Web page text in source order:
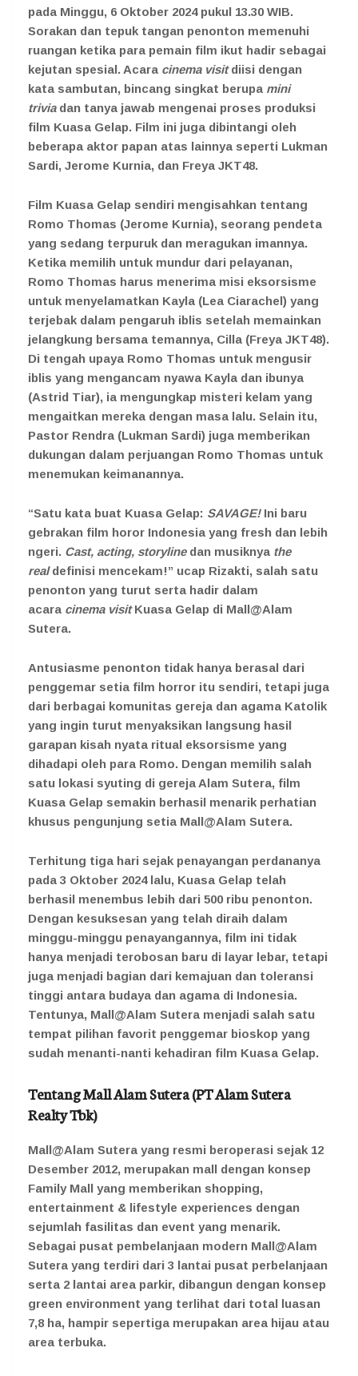
pada Minggu, 6 Oktober 2024 pukul 13.30 WIB.
Sorakan dan tepuk tangan penonton memenuhi
ruangan ketika para pemain film ikut hadir sebagai
kejutan spesial. Acara cinema visitdiisi dengan
kata sambutan, bincang singkat berupa mini
triviadan tanya jawab mengenai proses produksi
film Kuasa Gelap. Film ini juga dibintangi oleh
beberapa aktor papan atas lainnya seperti Lukman
Sardi, Jerome Kurnia, dan Freya JKT48.
Film Kuasa Gelap sendiri mengisahkan tentang
Romo Thomas (Jerome Kurnia), seorang pendeta
yang sedang terpuruk dan meragukan imannya.
Ketika memilih untuk mundur dari pelayanan,
Romo Thomas harus menerima misi eksorsisme
untuk menyelamatkan Kayla (Lea Ciarachel) yang
terjebak dalam pengaruh iblis setelah memainkan
jelangkung bersama temannya, Cilla (Freya JKT48).
Di tengah upaya Romo Thomas untuk mengusir
iblis yang mengancam nyawa Kayla dan ibunya
(Astrid Tiar), ia mengungkap misteri kelam yang
mengaitkan mereka dengan masa lalu. Selain itu,
Pastor Rendra (Lukman Sardi) juga memberikan
dukungan dalam perjuangan Romo Thomas untuk
menemukan keimanannya.
“Satu kata buat Kuasa Gelap: SAVAGE!Ini baru
gebrakan film horor Indonesia yang fresh dan lebih
ngeri. Cast, acting, storyline dan musiknya the
realdefinisi mencekam!” ucap Rizakti, salah satu
penonton yang turut serta hadir dalam
acara cinema visitKuasa Gelap di Mall@Alam
Sutera.
Antusiasme penonton tidak hanya berasal dari
penggemar setia film horror itu sendiri, tetapi juga
dari berbagai komunitas gereja dan agama Katolik
yang ingin turut menyaksikan langsung hasil
garapan kisah nyata ritual eksorsisme yang
dihadapi oleh para Romo. Dengan memilih salah
satu lokasi syuting di gereja Alam Sutera, film
Kuasa Gelap semakin berhasil menarik perhatian
khusus pengunjung setia Mall@Alam Sutera.
Terhitung tiga hari sejak penayangan perdananya
pada 3 Oktober 2024 lalu, Kuasa Gelap telah
berhasil menembus lebih dari 500 ribu penonton.
Dengan kesuksesan yang telah diraih dalam
minggu-minggu penayangannya, film ini tidak
hanya menjadi terobosan baru di layar lebar, tetapi
juga menjadi bagian dari kemajuan dan toleransi
tinggi antara budaya dan agama di Indonesia.
Tentunya, Mall@Alam Sutera menjadi salah satu
tempat pilihan favorit penggemar bioskop yang
sudah menanti-nanti kehadiran film Kuasa Gelap.
Tentang Mall Alam Sutera (PT Alam Sutera
Realty Tbk)
Mall@Alam Sutera yang resmi beroperasi sejak 12
Desember 2012, merupakan mall dengan konsep
Family Mall yang memberikan shopping,
entertainment & lifestyle experiences dengan
sejumlah fasilitas dan event yang menarik.
Sebagai pusat pembelanjaan modern Mall@Alam
Sutera yang terdiri dari 3 lantai pusat perbelanjaan
serta 2 lantai area parkir, dibangun dengan konsep
green environment yang terlihat dari total luasan
7,8 ha, hampir sepertiga merupakan area hijau atau
area terbuka.